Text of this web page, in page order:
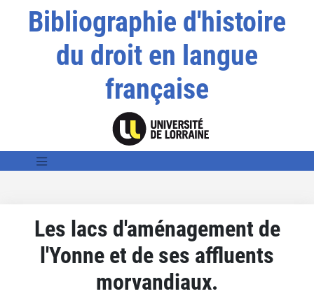
Bibliographie d'histoire
du droit en langue
française
Les lacs d'aménagement de
l'Yonne et de ses affluents
morvandiaux.